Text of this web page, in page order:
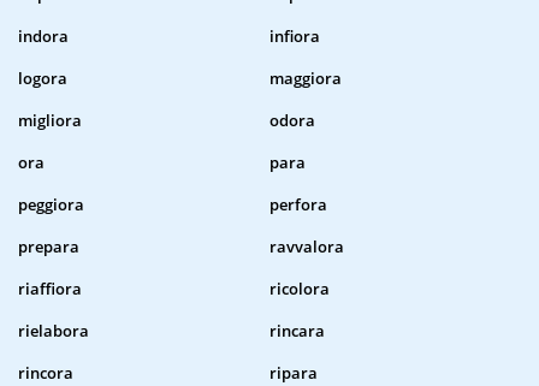
indora
infiora
logora
maggiora
migliora
odora
ora
para
peggiora
perfora
prepara
ravvalora
riaffiora
ricolora
rielabora
rincara
rincora
ripara